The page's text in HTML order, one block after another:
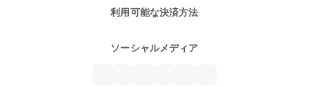
利用可能な決済方法
ソーシャルメディア